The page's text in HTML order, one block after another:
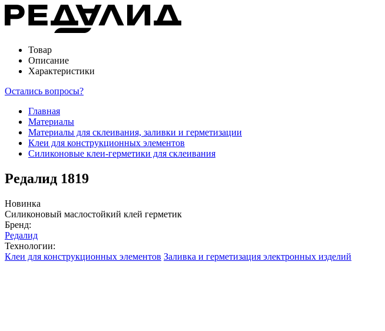
Товар
Описание
Характеристики
Остались вопросы?
Главная
Материалы
Материалы для склеивания, заливки и герметизации
Клеи для конструкционных элементов
Силиконовые клеи-герметики для склеивания
Редалид 1819
Новинка
Силиконовый маслостойкий клей герметик
Бренд:
Редалид
Технологии:
Клеи для конструкционных элементов Заливка и герметизация электронных изделий